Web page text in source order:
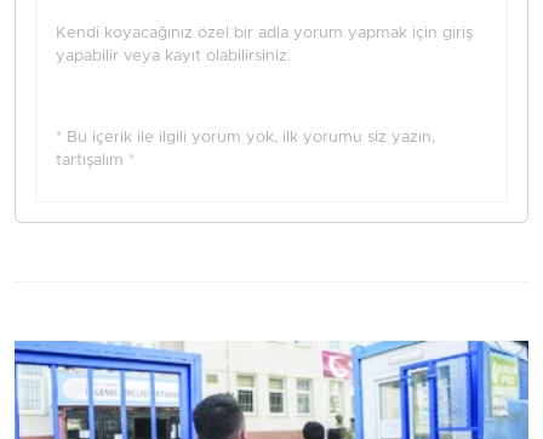
Kendi koyacağınız özel bir adla yorum yapmak için giriş
yapabilir veya kayıt olabilirsiniz.
* Bu içerik ile ilgili yorum yok, ilk yorumu siz yazın,
tartışalım *